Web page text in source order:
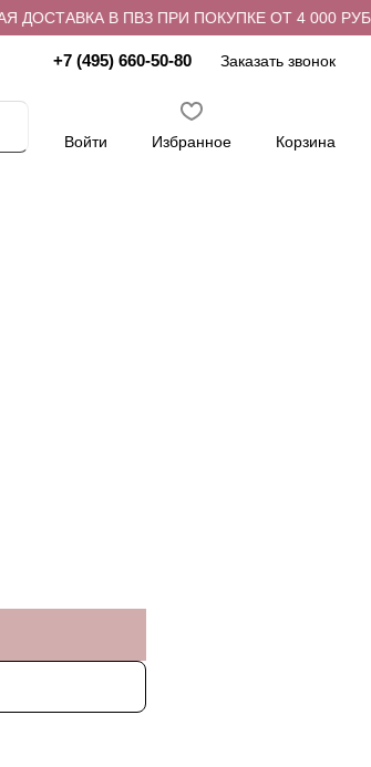
В ПВЗ ПРИ ПОКУПКЕ ОТ 4 000 РУБЛЕЙ
+7 (495) 660-50-80 Заказать звонок
Войти Избранное Корзина